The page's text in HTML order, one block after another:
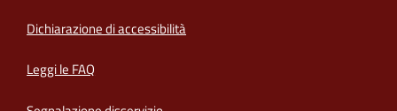
Dichiarazione di accessibilità
Leggi le FAQ